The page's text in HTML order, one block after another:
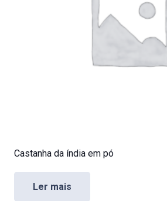
Castanha da índia em pó
Ler mais